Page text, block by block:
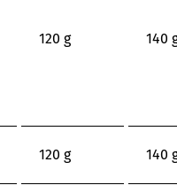
120 g 140
120 g 140